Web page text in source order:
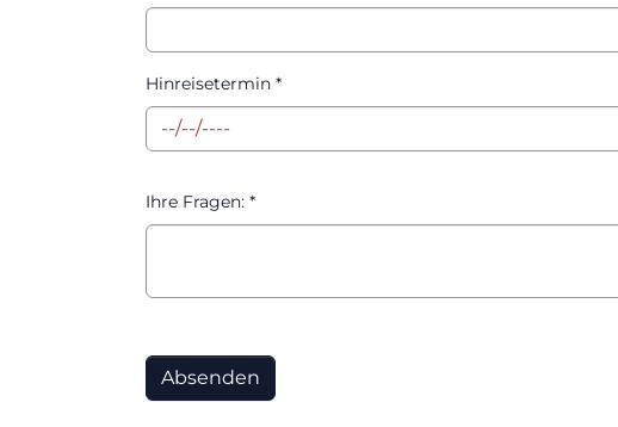
Hinreisetermin *
Ihre Fragen: *
Absenden